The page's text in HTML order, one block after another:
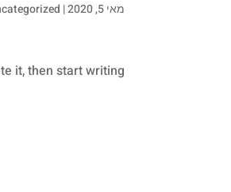
מאי 5, 2020 |
it, then start writing!